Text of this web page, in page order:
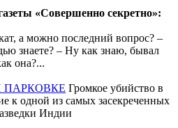
«Совершенно секретно»:
а можно последний вопрос? –
знаете? – Ну как знаю, бывал
она?...
ПАРКОВКЕ Громкое убийство в
к одной из самых засекреченных
Индии